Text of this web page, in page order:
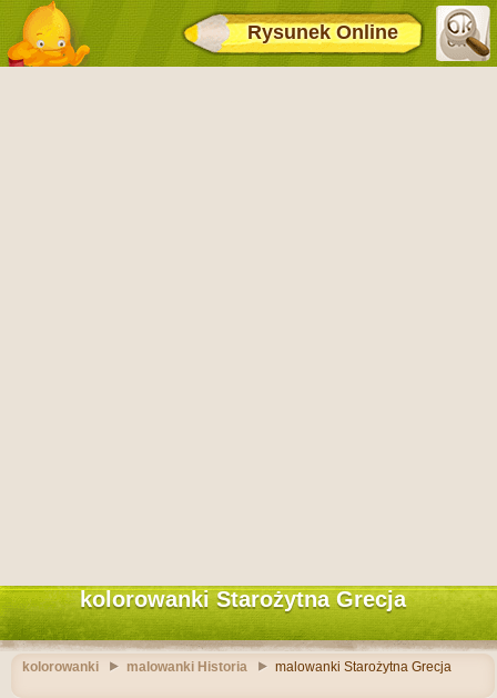
Rysunek Online
kolorowanki Starożytna Grecja
kolorowanki malowanki Historia malowanki Starożytna Grecja